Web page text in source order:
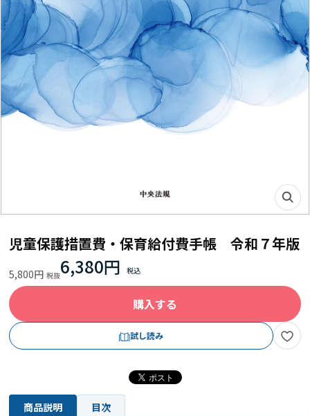
児童保護措置費・保育給付費手帳 令和７年版
5,800円 6,380円
購入する
試し読み
商品説明 目次